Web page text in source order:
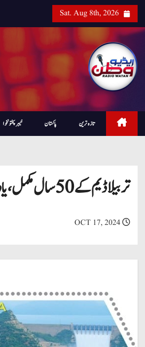
i
Sat. Aug 8th, 2026
تازہ ترین پاکستان خیبرپختونخوا
تربیلا ڈیم کے 50 سال مکمل، یادگاری ٹکٹ جاری